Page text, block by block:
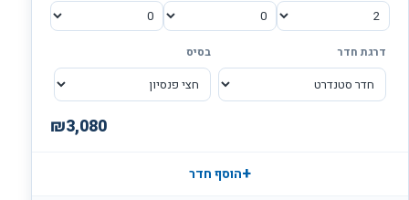
דרגת חדר בסיס
₪3,080
+הוסף חדר